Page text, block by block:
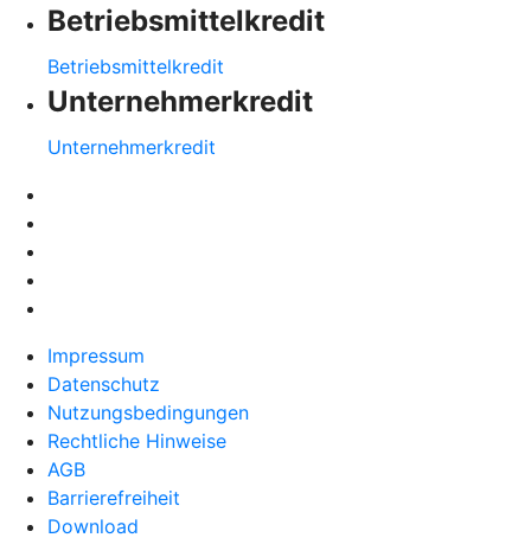
Betriebsmittelkredit
Betriebsmittelkredit
Unternehmerkredit
Unternehmerkredit
Impressum
Datenschutz
Nutzungsbedingungen
Rechtliche Hinweise
AGB
Barrierefreiheit
Download